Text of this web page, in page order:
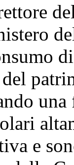
e